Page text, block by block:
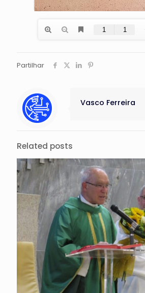
Partilhar
Vasco Ferreira
Related posts